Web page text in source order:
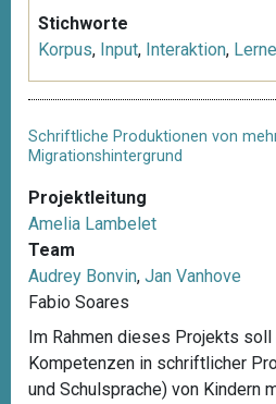
Stichworte
Korpus, Input, Interaktion,
Schriftliche Produktionen von
Migrationshintergrund
Projektleitung
Amelia Lambelet
Team
Audrey Bonvin, Jan Vanhove
Fabio Soares
Im Rahmen dieses Projekts
Kompetenzen in schriftlicher
und Schulsprache) von Kindern